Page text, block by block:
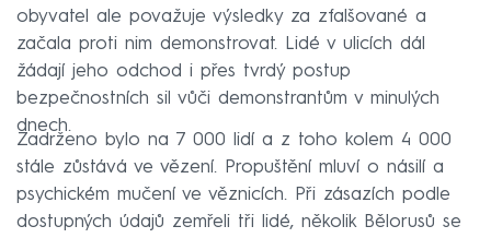
obyvatel ale považuje výsledky za zfalšované a
začala proti nim demonstrovat. Lidé v ulicích dál
žádají jeho odchod i přes tvrdý postup
bezpečnostních sil vůči demonstrantům v minulých
dnech.
Zadrženo bylo na 7 000 lidí a z toho kolem 4 000
stále zůstává ve vězení. Propuštění mluví o násilí a
psychickém mučení ve věznicích. Při zásazích podle
dostupných údajů zemřeli tři lidé, několik Bělorusů se